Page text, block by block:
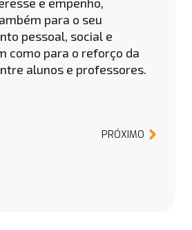
para o seu
pessoal, social e
como para o reforço da
alunos e professores.
PRÓXIMO